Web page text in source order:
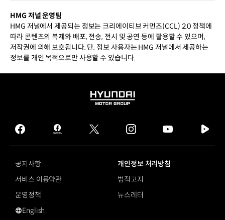
HMG 저널 운영팀
HMG 저널에서 제공되는 정보는 크리에이티브 커먼즈(CCL) 2.0 정책에
따라 콘텐츠의 복제와 배포, 전송, 전시 및 공연 등에 활용할 수 있으며,
저작권에 의해 보호됩니다. 단, 정보 사용자는 HMG 저널에서 제공하는
정보를 개인 목적으로만 사용할 수 있습니다.
HYUNDAI
GROUP
facebook
hmg
journal
twitter instagram
tv
공지사항
개인정보 처리방침
서비스 이용약관
법적고지
운영정책
뉴스레터
영문 사이트로 이동
English